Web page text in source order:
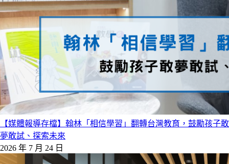
【媒體報導存檔】翰林「相信學習」翻轉台灣教育，鼓勵孩子敢
夢敢試、探索未來
2026 年 7 月 24 日